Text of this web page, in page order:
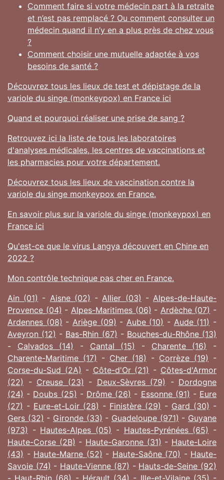
Comment faire si votre médecin part à la retraite
et n’est pas remplacé ? Ou comment consulter un
médecin quand il n’y en a plus près de chez vous
?
Comment choisir une mutuelle adaptée à vos
besoins de santé ?
Découvrez tous les lieux de test et dépistage de la
variole du singe (monkeypox) en France ici
Quand et pourquoi réaliser une prise de sang ?
Retrouvez ici la liste de tous les laboratoires
d'analyses médicales, les centres de vaccinations et
les pharmacies pour votre département.
Découvrez tous les lieux de vaccination contre la
variole du singe monkeypox en France.
En savoir plus sur la variole du singe (monkeypox) en
France ici
Qu'est-ce que le virus Langya découvert en Chine en
2022 ?
Mon contrôle technique pas cher en France.
Ain (01) - Aisne (02) - Allier (03) - Alpes-de-Haute-
Provence (04) - Alpes-Maritimes (06) - Ardèche (07) -
Ardennes (08) - Ariège (09) - Aube (10) - Aude (11) -
Aveyron (12) - Bas-Rhin (67) - Bouches-du-Rhône (13)
- Calvados (14) - Cantal (15) - Charente (16)
-
Charente-Maritime (17) - Cher (18) - Corrèze (19) -
Corse-du-Sud (2A) - Côte-d'Or (21) - Côtes-d'Armor
(22) - Creuse (23) - Deux-Sèvres (79) - Dordogne
(24) - Doubs (25) - Drôme (26) - Essonne (91) - Eure
(27) - Eure-et-Loir (28) - Finistère (29) - Gard (30) -
Gers (32) - Gironde (33) - Guadeloupe (971) - Guyane
(973) - Hautes-Alpes (05) - Hautes-Pyrénées (65) -
Haute-Corse (2B) - Haute-Garonne (31) - Haute-Loire
(43) - Haute-Marne (52) - Haute-Saône (70) - Haute-
Savoie (74) - Haute-Vienne (87) - Hauts-de-Seine (92)
- Haut-Rhin (68) - Hérault (34) - Ille-et-Vilaine (35) -